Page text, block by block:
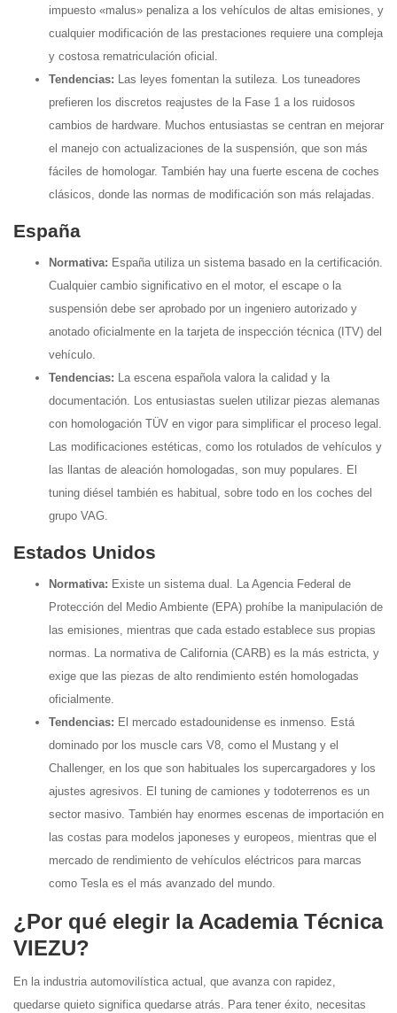
impuesto «malus» penaliza a los vehículos de altas emisiones, y
cualquier modificación de las prestaciones requiere una compleja
y costosa rematriculación oficial.
Tendencias: Las leyes fomentan la sutileza. Los tuneadores
prefieren los discretos reajustes de la Fase 1 a los ruidosos
cambios de hardware. Muchos entusiastas se centran en mejorar
el manejo con actualizaciones de la suspensión, que son más
fáciles de homologar. También hay una fuerte escena de coches
clásicos, donde las normas de modificación son más relajadas.
España
Normativa: España utiliza un sistema basado en la certificación.
Cualquier cambio significativo en el motor, el escape o la
suspensión debe ser aprobado por un ingeniero autorizado y
anotado oficialmente en la tarjeta de inspección técnica (ITV) del
vehículo.
Tendencias: La escena española valora la calidad y la
documentación. Los entusiastas suelen utilizar piezas alemanas
con homologación TÜV en vigor para simplificar el proceso legal.
Las modificaciones estéticas, como los rotulados de vehículos y
las llantas de aleación homologadas, son muy populares. El
tuning diésel también es habitual, sobre todo en los coches del
grupo VAG.
Estados Unidos
Normativa: Existe un sistema dual. La Agencia Federal de
Protección del Medio Ambiente (EPA) prohíbe la manipulación de
las emisiones, mientras que cada estado establece sus propias
normas. La normativa de California (CARB) es la más estricta, y
exige que las piezas de alto rendimiento estén homologadas
oficialmente.
Tendencias: El mercado estadounidense es inmenso. Está
dominado por los muscle cars V8, como el Mustang y el
Challenger, en los que son habituales los supercargadores y los
ajustes agresivos. El tuning de camiones y todoterrenos es un
sector masivo. También hay enormes escenas de importación en
las costas para modelos japoneses y europeos, mientras que el
mercado de rendimiento de vehículos eléctricos para marcas
como Tesla es el más avanzado del mundo.
¿Por qué elegir la Academia Técnica
VIEZU?
En la industria automovilística actual, que avanza con rapidez,
quedarse quieto significa quedarse atrás. Para tener éxito, necesitas